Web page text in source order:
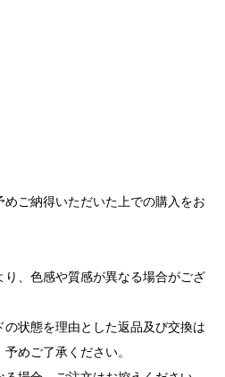
ご納得いただいた上での購入をお
り、色感や質感が異なる場合がござ
の状態を理由とした返品及び交換は
めご了承ください。